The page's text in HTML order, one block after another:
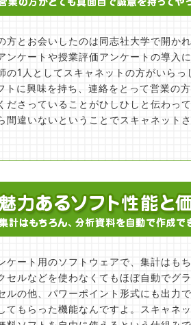
方とお会いしたのは同志社大学で開か
ンケートや授業評価アンケートの導入
の1人としてスキャネットの方がいら
に興味を持ち、連絡をとって営業の
ださっていることがひしひしと伝わっ
間違いないということでスキャネット
ケート用のソフトウェアで、集計はも
セルなどを使わなくてもほぼ自動でグ
ルの他、パワーポイント形式にも出力
てもらった機能なんですよ。スキャネ